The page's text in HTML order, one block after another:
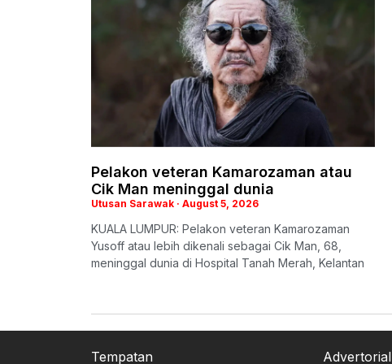
Pelakon veteran Kamarozaman atau
Cik Man meninggal dunia
Utusan Sarawak August 5, 2026
KUALA LUMPUR: Pelakon veteran Kamarozaman
Yusoff atau lebih dikenali sebagai Cik Man, 68,
meninggal dunia di Hospital Tanah Merah, Kelantan
Tempatan Advertorial